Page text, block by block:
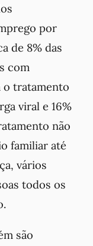
por
de 8% das
com
o tratamento
viral e 16%
não
familiar até
vários
todos os
são